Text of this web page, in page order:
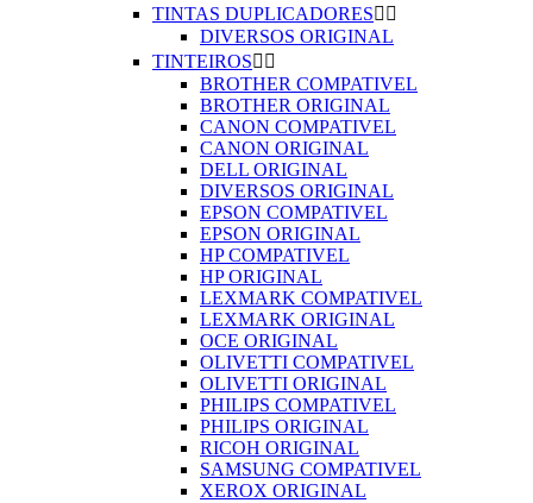
TINTAS DUPLICADORES 
DIVERSOS ORIGINAL
TINTEIROS 
BROTHER COMPATIVEL
BROTHER ORIGINAL
CANON COMPATIVEL
CANON ORIGINAL
DELL ORIGINAL
DIVERSOS ORIGINAL
EPSON COMPATIVEL
EPSON ORIGINAL
HP COMPATIVEL
HP ORIGINAL
LEXMARK COMPATIVEL
LEXMARK ORIGINAL
OCE ORIGINAL
OLIVETTI COMPATIVEL
OLIVETTI ORIGINAL
PHILIPS COMPATIVEL
PHILIPS ORIGINAL
RICOH ORIGINAL
SAMSUNG COMPATIVEL
XEROX ORIGINAL